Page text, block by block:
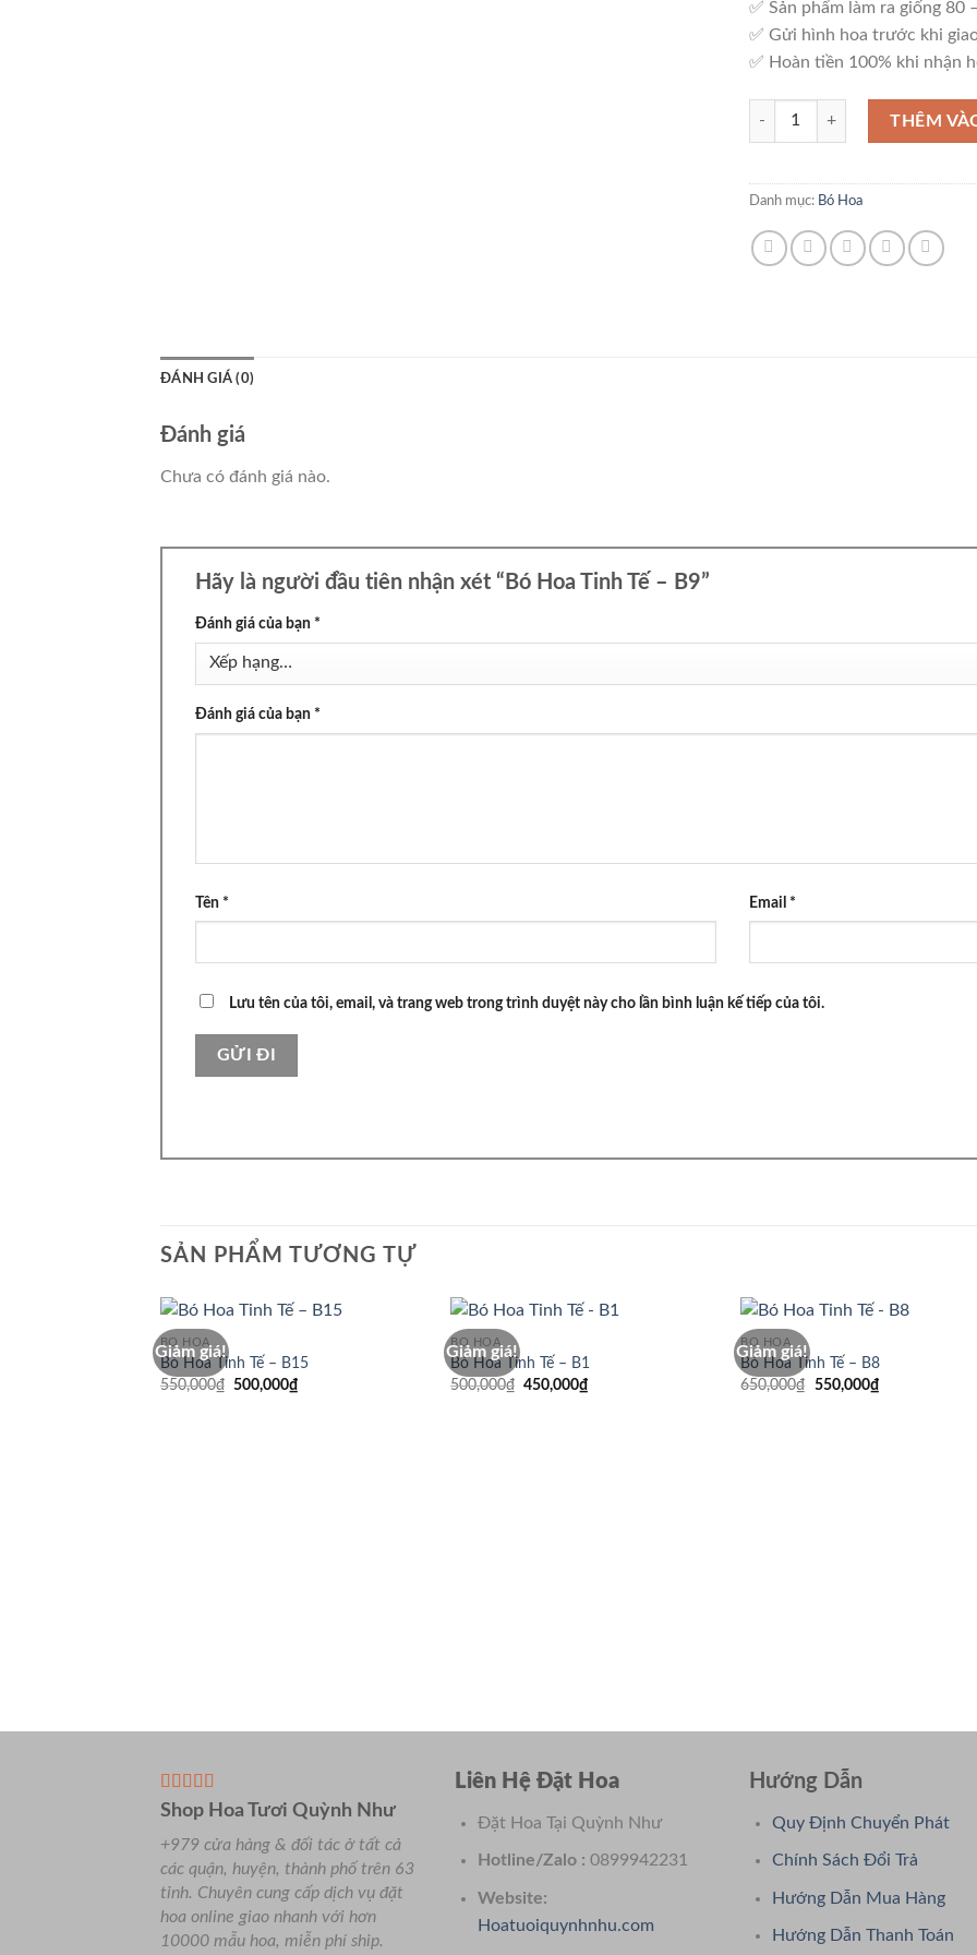
✅ Sản phẩm làm ra giống 80
✅ Gửi hình hoa trước khi
✅ Hoàn tiền 100% khi nhận
Bó Hoa Tinh Tế - B9 số lượng
THÊM
Danh mục: Bó Hoa
ĐÁNH GIÁ (0)
Đánh giá
Chưa có đánh giá nào.
Hãy là người đầu tiên nhận xét “Bó Hoa Tinh Tế – B9”
Đánh giá của bạn *
Đánh giá của bạn *
Tên * Email *
Lưu tên của tôi, email, và trang web trong trình duyệt này cho lần bình luận kế tiếp của tôi.
SẢN PHẨM TƯƠNG TỰ
Giảm giá!
BÓ HOA
Bó Hoa Tinh Tế – B15
550,000₫
Giá
500,000₫
Giảm giá!
BÓ HOA
Bó Hoa Tinh Tế – B1
500,000₫ Giá
450,000₫
Giảm giá!
BÓ HOA
Bó Hoa Tinh Tế – B8
650,000₫
Giá
550,000₫Giá
hiện
Shop Hoa Tươi Quỳnh Như
+979 cửa hàng & đối tác ở tất cả
các quận, huyện, thành phố trên 63
tỉnh. Chuyên cung cấp dịch vụ đặt
hoa online giao nhanh với hơn
10000 mẫu hoa, miễn phí ship.
Liên Hệ Đặt Hoa
Đặt Hoa Tại Quỳnh Như
Hotline/Zalo : 0899942231
Website:
Hoatuoiquynhnhu.com
Hướng Dẫn
Quy Định Chuyển Phát
Chính Sách Đổi Trả
Hướng Dẫn Mua Hàng
Hướng Dẫn Thanh Toán